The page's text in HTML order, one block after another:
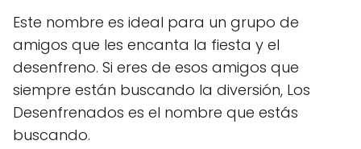
Este nombre es ideal para un grupo de
amigos que les encanta la fiesta y el
desenfreno. Si eres de esos amigos que
siempre están buscando la diversión, Los
Desenfrenados es el nombre que estás
buscando.